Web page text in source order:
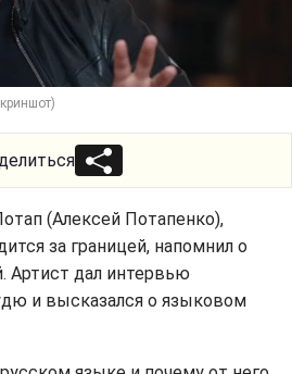
(Алексей Потапенко),
за границей, напомнил о
Артист дал интервью
и высказался о языковом